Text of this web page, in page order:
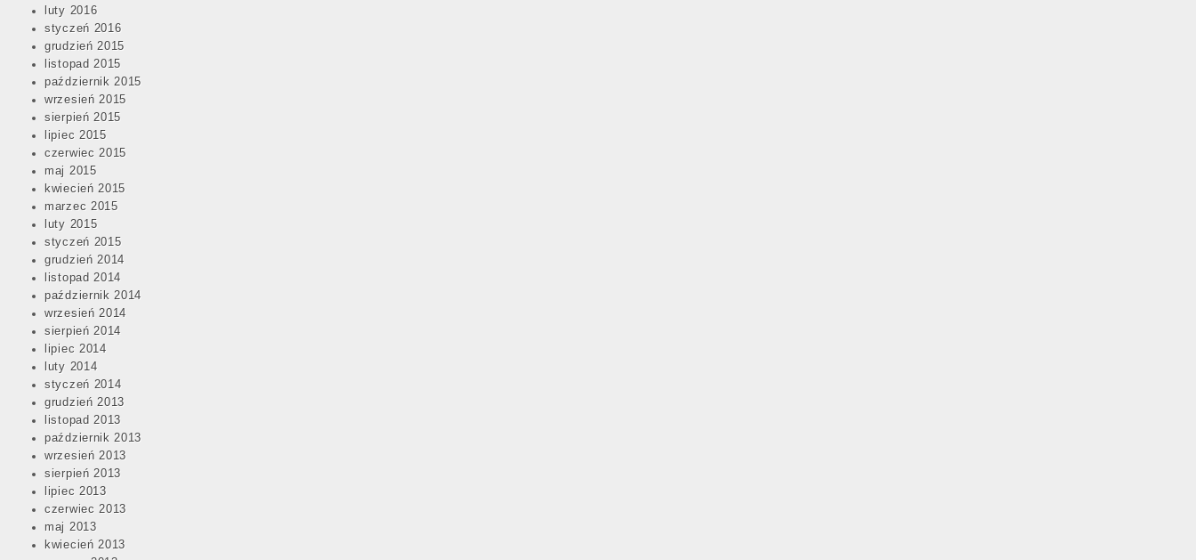
luty 2016
styczeń 2016
grudzień 2015
listopad 2015
październik 2015
wrzesień 2015
sierpień 2015
lipiec 2015
czerwiec 2015
maj 2015
kwiecień 2015
marzec 2015
luty 2015
styczeń 2015
grudzień 2014
listopad 2014
październik 2014
wrzesień 2014
sierpień 2014
lipiec 2014
luty 2014
styczeń 2014
grudzień 2013
listopad 2013
październik 2013
wrzesień 2013
sierpień 2013
lipiec 2013
czerwiec 2013
maj 2013
kwiecień 2013